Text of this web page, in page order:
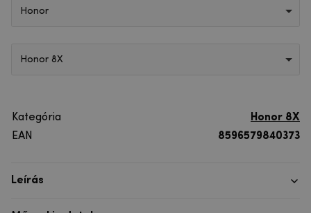
Honor
Honor 8X
Kategória
Honor 8X
EAN
8596579840373
Leírás